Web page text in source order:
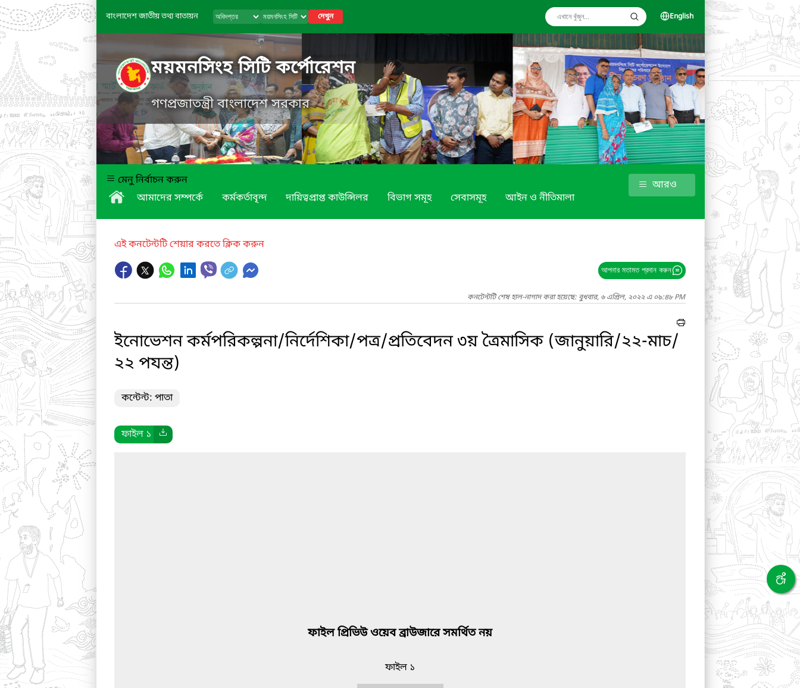
বাংলাদেশ জাতীয় তথ্য বাতায়ন দেখুন English
ময়মনসিংহ সিটি কর্পোরেশন
গণপ্রজাতন্ত্রী বাংলাদেশ সরকার
মেনু নির্বাচন করুন
আমাদের সম্পর্কে
কর্মকর্তাবৃন্দ দায়িত্বপ্রাপ্ত কাউন্সিলর বিভাগ সমূহ সেবাসমূহ আইন ও নীতিমালা
আরও
এই কনটেন্টটি শেয়ার করতে ক্লিক করুন
আপনার মতামত প্রদান করুন
কনটেন্টটি শেষ হাল-নাগাদ করা হয়েছে: বুধবার, ৬ এপ্রিল, ২০২২ এ ০৯:৪৮ PM
ইনোভেশন কর্মপরিকল্পনা/নির্দেশিকা/পত্র/প্রতিবেদন ৩য় ত্রৈমাসিক (জানুয়ারি/২২-মাচ/
২২ পযন্ত)
কন্টেন্ট: পাতা
ফাইল ১
ফাইল প্রিভিউ ওয়েব ব্রাউজারে সমর্থিত নয়
ফাইল ১